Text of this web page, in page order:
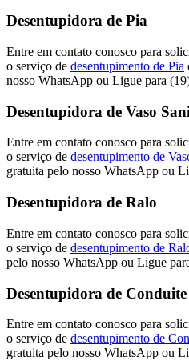
Desentupidora de Pia
Entre em contato conosco para
o serviço de desentupimento de Pia
nosso WhatsApp ou Ligue para
Desentupidora de Vaso
Entre em contato conosco para
o serviço de desentupimento de
gratuita pelo nosso WhatsApp ou
Desentupidora de Ralo
Entre em contato conosco para
o serviço de desentupimento de
pelo nosso WhatsApp ou Ligue
Desentupidora de Conduite
Entre em contato conosco para
o serviço de desentupimento de
gratuita pelo nosso WhatsApp ou